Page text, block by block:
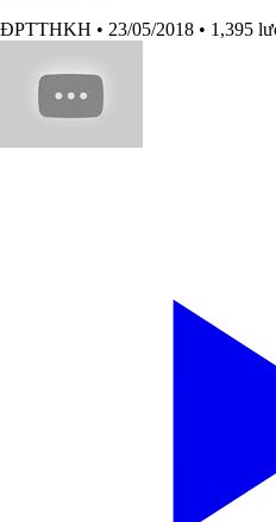
ĐPTTHKH • 23/05/2018 • 1,395